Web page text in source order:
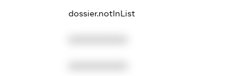
dossier.notInList